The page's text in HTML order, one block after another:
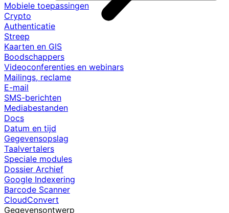
Mobiele toepassingen
Crypto
Authenticatie
Streep
Kaarten en GIS
Boodschappers
Videoconferenties en webinars
Mailings, reclame
E-mail
SMS-berichten
Mediabestanden
Docs
Datum en tijd
Gegevensopslag
Taalvertalers
Speciale modules
Dossier Archief
Google Indexering
Barcode Scanner
CloudConvert
Gegevensontwerp